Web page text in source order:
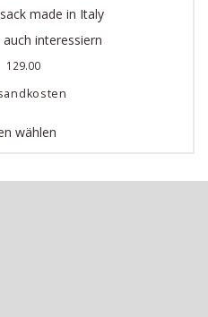
interessiern
129.00
wählen